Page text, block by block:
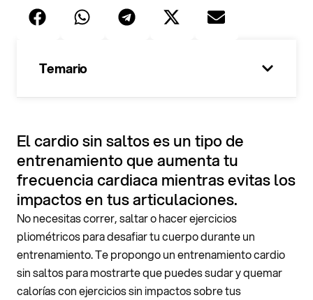
El cardio sin saltos es un tipo de
entrenamiento que aumenta tu
frecuencia cardiaca mientras evitas los
impactos en tus articulaciones.
No necesitas correr, saltar o hacer ejercicios
pliométricos para desafiar tu cuerpo durante un
entrenamiento. Te propongo un entrenamiento cardio
sin saltos para mostrarte que puedes sudar y quemar
calorías con ejercicios sin impactos sobre tus
Temario